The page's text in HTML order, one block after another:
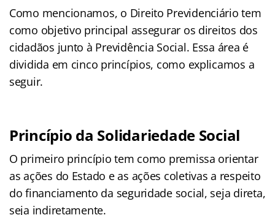
Como mencionamos, o Direito Previdenciário tem
como objetivo principal assegurar os direitos dos
cidadãos junto à Previdência Social. Essa área é
dividida em cinco princípios, como explicamos a
seguir.
Princípio da Solidariedade Social
O primeiro princípio tem como premissa orientar
as ações do Estado e as ações coletivas a respeito
do financiamento da seguridade social, seja direta,
seja indiretamente.